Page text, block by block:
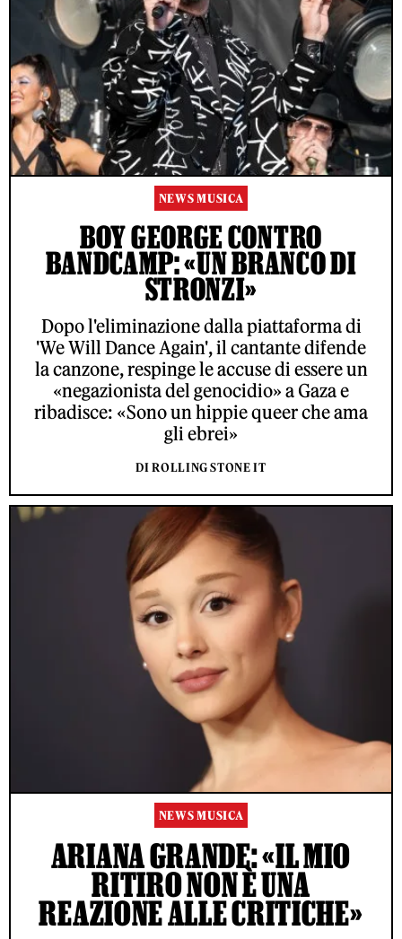
NEWS MUSICA
BOY GEORGE CONTRO
BANDCAMP: «UN BRANCO DI
STRONZI»
Dopo l'eliminazione dalla piattaforma di
'We Will Dance Again', il cantante difende
la canzone, respinge le accuse di essere un
«negazionista del genocidio» a Gaza e
ribadisce: «Sono un hippie queer che ama
gli ebrei»
DI ROLLING STONE IT
NEWS MUSICA
ARIANA GRANDE: «IL MIO
RITIRO NON È UNA
REAZIONE ALLE CRITICHE»